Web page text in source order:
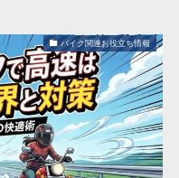
バイク関連お役立ち情報